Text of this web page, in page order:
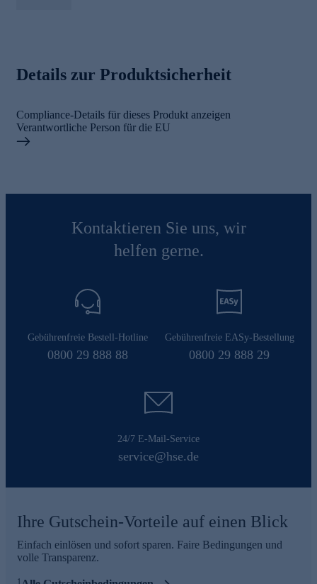
Details zur Produktsicherheit
Compliance-Details für dieses Produkt anzeigen
Verantwortliche Person für die EU
Kontaktieren Sie uns, wir
helfen gerne.
Gebührenfreie Bestell-Hotline
0800 29 888 88
Gebührenfreie EASy-Bestellung
0800 29 888 29
24/7 E-Mail-Service
service@hse.de
Ihre Gutschein-Vorteile auf einen Blick
Einfach einlösen und sofort sparen. Faire Bedingungen und
volle Transparenz.
1